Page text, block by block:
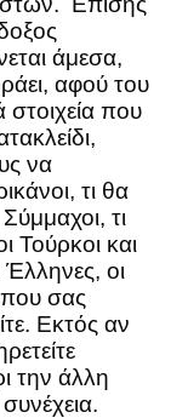
άμεσα,
αφού του
που
να
τι θα
τι
Τούρκοι και
Έλληνες, οι
σας
Εκτός αν
την άλλη